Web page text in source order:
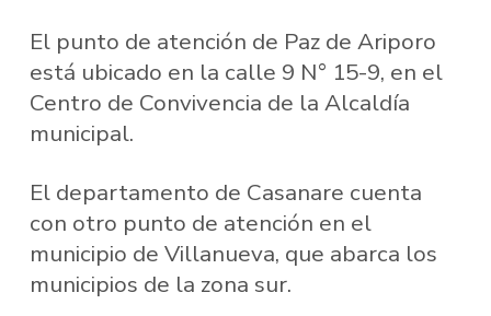
El punto de atención de Paz de Ariporo
está ubicado en la calle 9 N° 15-9, en el
Centro de Convivencia de la Alcaldía
municipal.
El departamento de Casanare cuenta
con otro punto de atención en el
municipio de Villanueva, que abarca los
municipios de la zona sur.